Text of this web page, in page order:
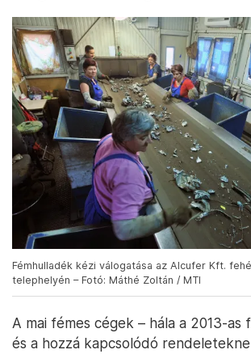
Fémhulladék kézi válogatása az Alcufer Kft.
telephelyén – Fotó: Máthé Zoltán / MTI
A mai fémes cégek – hála a 2013-
és a hozzá kapcsolódó